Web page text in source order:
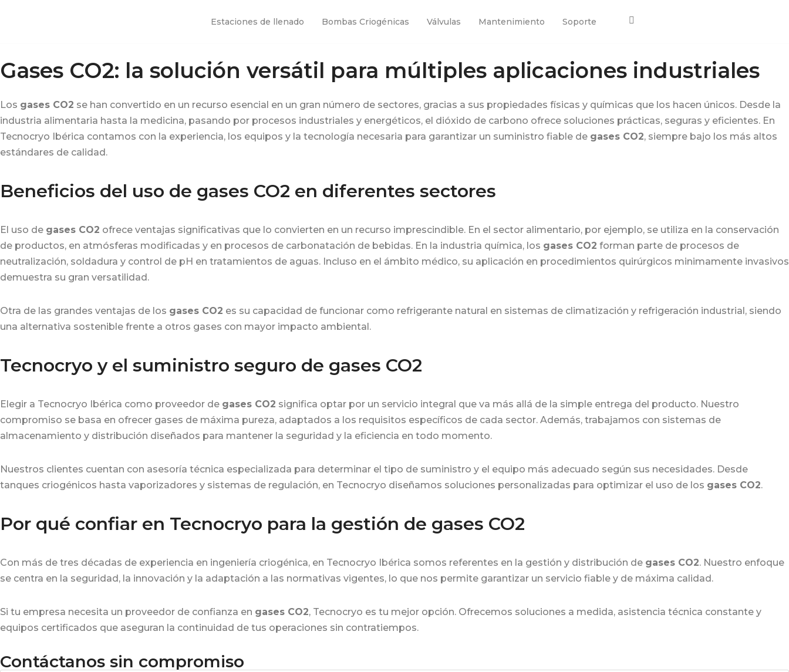
contenido
Estaciones de llenado Bombas Criogénicas Válvulas Mantenimiento Soporte
Gases CO2: la solución versátil para múltiples aplicaciones industriales
Los gases CO2 se han convertido en un recurso esencial en un gran número de sectores, gracias a sus propiedades físicas y químicas que los hacen únicos. Desde la
industria alimentaria hasta la medicina, pasando por procesos industriales y energéticos, el dióxido de carbono ofrece soluciones prácticas, seguras y eficientes. En
Tecnocryo Ibérica contamos con la experiencia, los equipos y la tecnología necesaria para garantizar un suministro fiable de gases CO2, siempre bajo los más altos
estándares de calidad.
Beneficios del uso de gases CO2 en diferentes sectores
El uso de gases CO2 ofrece ventajas significativas que lo convierten en un recurso imprescindible. En el sector alimentario, por ejemplo, se utiliza en la conservación
de productos, en atmósferas modificadas y en procesos de carbonatación de bebidas. En la industria química, los gases CO2 forman parte de procesos de
neutralización, soldadura y control de pH en tratamientos de aguas. Incluso en el ámbito médico, su aplicación en procedimientos quirúrgicos minimamente invasivos
demuestra su gran versatilidad.
Otra de las grandes ventajas de los gases CO2 es su capacidad de funcionar como refrigerante natural en sistemas de climatización y refrigeración industrial, siendo
una alternativa sostenible frente a otros gases con mayor impacto ambiental.
Tecnocryo y el suministro seguro de gases CO2
Elegir a Tecnocryo Ibérica como proveedor de gases CO2 significa optar por un servicio integral que va más allá de la simple entrega del producto. Nuestro
compromiso se basa en ofrecer gases de máxima pureza, adaptados a los requisitos específicos de cada sector. Además, trabajamos con sistemas de
almacenamiento y distribución diseñados para mantener la seguridad y la eficiencia en todo momento.
Nuestros clientes cuentan con asesoría técnica especializada para determinar el tipo de suministro y el equipo más adecuado según sus necesidades. Desde
tanques criogénicos hasta vaporizadores y sistemas de regulación, en Tecnocryo diseñamos soluciones personalizadas para optimizar el uso de los gases CO2.
Por qué confiar en Tecnocryo para la gestión de gases CO2
Con más de tres décadas de experiencia en ingeniería criogénica, en Tecnocryo Ibérica somos referentes en la gestión y distribución de gases CO2. Nuestro enfoque
se centra en la seguridad, la innovación y la adaptación a las normativas vigentes, lo que nos permite garantizar un servicio fiable y de máxima calidad.
Si tu empresa necesita un proveedor de confianza en gases CO2, Tecnocryo es tu mejor opción. Ofrecemos soluciones a medida, asistencia técnica constante y
equipos certificados que aseguran la continuidad de tus operaciones sin contratiempos.
Contáctanos sin compromiso